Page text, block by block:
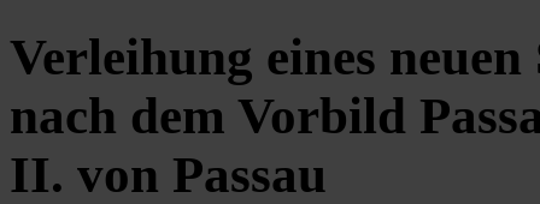
Verleihung eines
nach dem Vorbild
II. von Passau